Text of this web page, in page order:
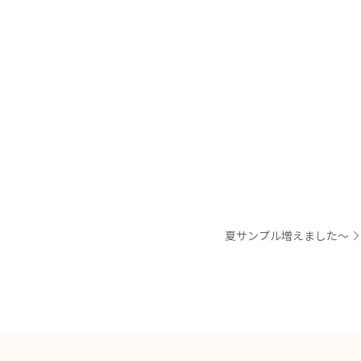
夏サンプル増えました～